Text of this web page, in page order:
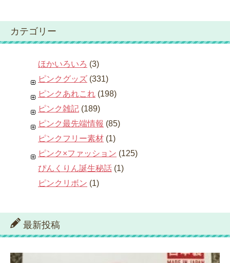
カテゴリー
ほかいろいろ (3)
ピンクグッズ (331)
ピンクあれこれ (198)
ピンク雑記 (189)
ピンク最先端情報 (85)
ピンクフリー素材 (1)
ピンク×ファッション (125)
ぴんくりん誕生秘話 (1)
ピンクリボン (1)
最新投稿